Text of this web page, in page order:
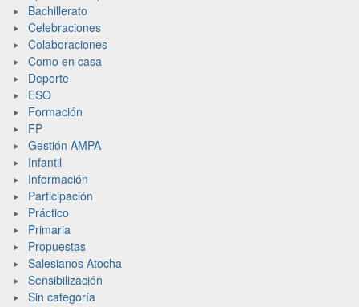
Bachillerato
Celebraciones
Colaboraciones
Como en casa
Deporte
ESO
Formación
FP
Gestión AMPA
Infantil
Información
Participación
Práctico
Primaria
Propuestas
Salesianos Atocha
Sensibilización
Sin categoría